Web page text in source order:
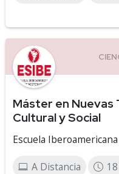
Máster en Nuevas
Cultural y Social
Escuela
A Distancia